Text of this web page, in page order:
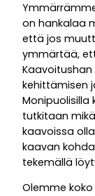
on hankalaa
että jos
ymmärtää,
kehittämisen
Monipuolisilla
tutkitaan
kaavoissa
kaavan
tekemällä
Olemme